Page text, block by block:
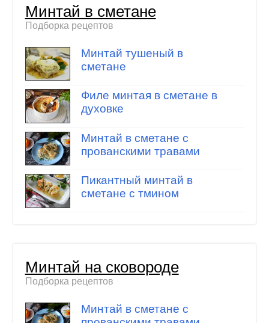
Минтай в сметане
Подборка рецептов
Минтай тушеный в
сметане
Филе минтая в сметане в
духовке
Минтай в сметане с
прованскими травами
Пикантный минтай в
сметане с тмином
Минтай на сковороде
Подборка рецептов
Минтай в сметане с